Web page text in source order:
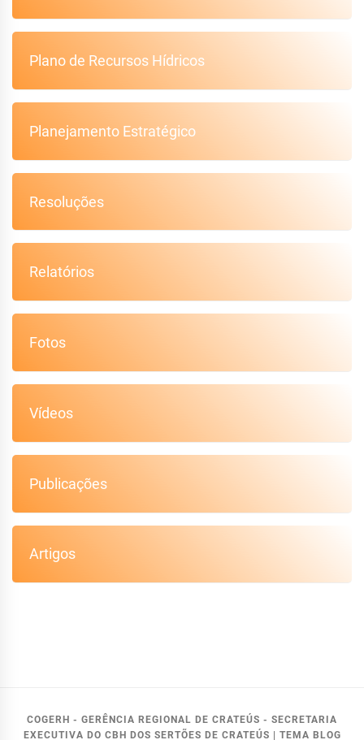
Plano de Recursos Hídricos
Planejamento Estratégico
Resoluções
Relatórios
Fotos
Vídeos
Publicações
Artigos
COGERH - GERÊNCIA REGIONAL DE CRATEÚS - SECRETARIA
EXECUTIVA DO CBH DOS SERTÕES DE CRATEÚS
TEMA BLOG